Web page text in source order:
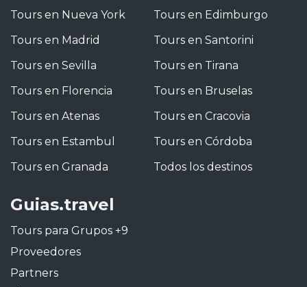
Tours en Nueva York
Tours en Madrid
Tours en Sevilla
Tours en Florencia
Tours en Atenas
Tours en Estambul
Tours en Granada
Tours en Edimburgo
Tours en Santorini
Tours en Tirana
Tours en Bruselas
Tours en Cracovia
Tours en Córdoba
Todos los destinos
Guias.travel
Tours para Grupos +9
Proveedores
Partners